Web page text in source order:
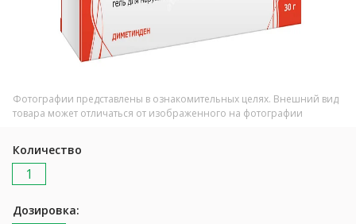
Фотографии представлены в ознакомительных целях. Внешний вид
товара может отличаться от изображенного на фотографии
Количество
1
Дозировка: